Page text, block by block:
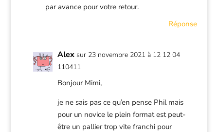
par avance pour votre retour.
Réponse
Alex sur 23 novembre 2021 à 12 12 04
110411
Bonjour Mimi,
je ne sais pas ce qu’en pense Phil mais
pour un novice le plein format est peut-
être un pallier trop vite franchi pour